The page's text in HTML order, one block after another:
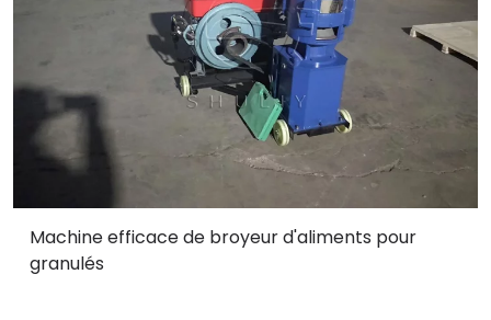
Machine efficace de broyeur d'aliments pour
granulés